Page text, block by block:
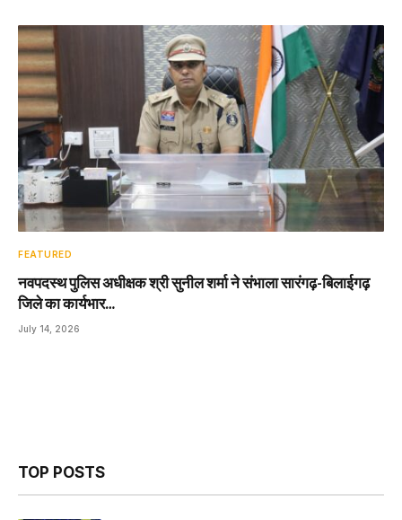
FEATURED
नवपदस्थ पुलिस अधीक्षक श्री सुनील शर्मा ने संभाला सारंगढ़-बिलाईगढ़
जिले का कार्यभार…
July 14, 2026
TOP POSTS